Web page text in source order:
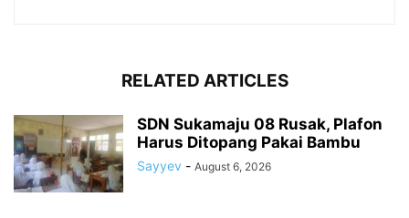
RELATED ARTICLES
SDN Sukamaju 08 Rusak, Plafon
Harus Ditopang Pakai Bambu
Sayyev - August 6, 2026